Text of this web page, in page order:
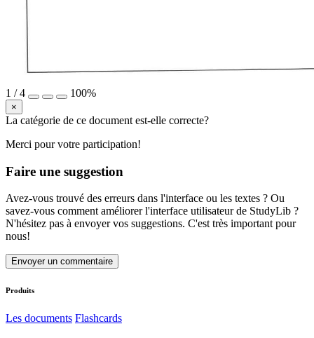
1 /4 100%
×
La catégorie de ce document est-elle correcte?
Merci pour votre participation!
Faire une suggestion
Avez-vous trouvé des erreurs dans l'interface ou les textes ? Ou
savez-vous comment améliorer l'interface utilisateur de StudyLib ?
N'hésitez pas à envoyer vos suggestions. C'est très important pour
nous!
Envoyer un commentaire
Produits
Les documents Flashcards